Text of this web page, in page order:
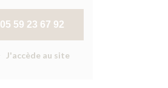
05 59 23 67 92
J'accède au site